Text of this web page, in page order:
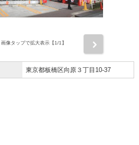
画像タップで拡大表示【1/1】
東京都板橋区向原３丁目10-37